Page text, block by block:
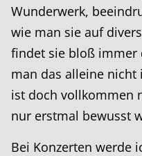
Wunderwerk,
wie man sie auf
findet sie bloß immer
man das alleine nicht
ist doch vollkommen
nur erstmal bewusst
Bei Konzerten werde